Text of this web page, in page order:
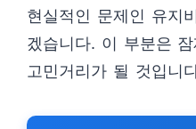
현실적인 문제인 유지
겠습니다. 이 부분은
고민거리가 될 것입니